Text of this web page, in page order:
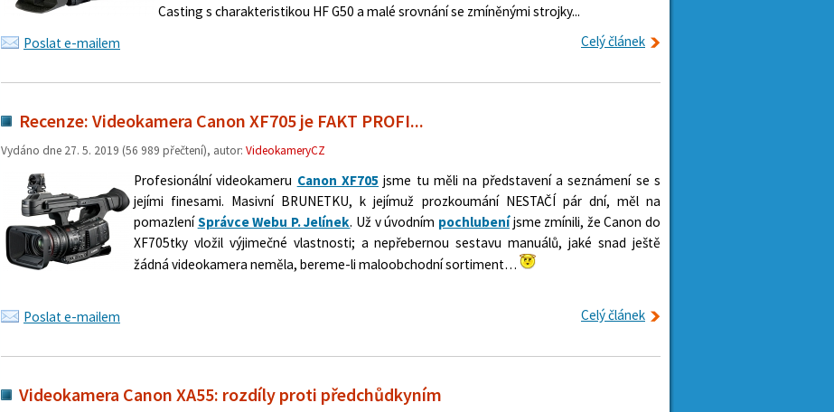
Casting s charakteristikou HF G50 a malé srovnání se zmíněnými strojky...
Poslat e-mailem
Celý článek
Recenze: Videokamera Canon XF705 je FAKT PROFI...
Vydáno dne 27. 5. 2019 (56 989 přečtení), autor: VideokameryCZ
Profesionální videokameru Canon XF705 jsme tu měli na představení a seznámení se s
jejími finesami. Masivní BRUNETKU, k jejímuž prozkoumání NESTAČÍ pár dní, měl na
pomazleníSprávce Webu P. Jelínek. Už v úvodním pochlubeníjsme zmínili, že Canon do
XF705tky vložil výjimečné vlastnosti; a nepřebernou sestavu manuálů, jaké snad ještě
žádná videokamera neměla, bereme-li maloobchodní sortiment…
Poslat e-mailem Celý článek
Videokamera Canon XA55: rozdíly proti předchůdkyním